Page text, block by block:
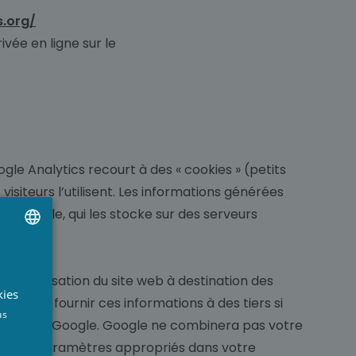
en ligne sur le
Analytics recourt à des « cookies » (petits
l’utilisent. Les informations générées
Google, qui les stocke sur des serveurs
l’utilisation du site web à destination des
peut fournir ces informations à des tiers si
de Google. Google ne combinera pas votre
les paramètres appropriés dans votre